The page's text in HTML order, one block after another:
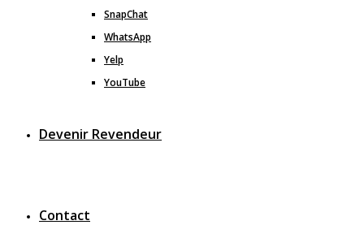
SnapChat
WhatsApp
Yelp
YouTube
Devenir Revendeur
Contact